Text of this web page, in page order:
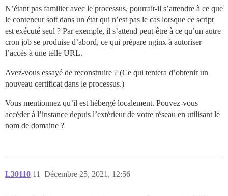
N’étant pas familier avec le processus, pourrait-il s’attendre à ce que
le conteneur soit dans un état qui n’est pas le cas lorsque ce script
est exécuté seul ? Par exemple, il s’attend peut-être à ce qu’un autre
cron job se produise d’abord, ce qui prépare nginx à autoriser
l’accès à une telle URL.
Avez-vous essayé de reconstruire ? (Ce qui tentera d’obtenir un
nouveau certificat dans le processus.)
Vous mentionnez qu’il est hébergé localement. Pouvez-vous
accéder à l’instance depuis l’extérieur de votre réseau en utilisant le
nom de domaine ?
L30110 Décembre 25, 2021, 12:56
11